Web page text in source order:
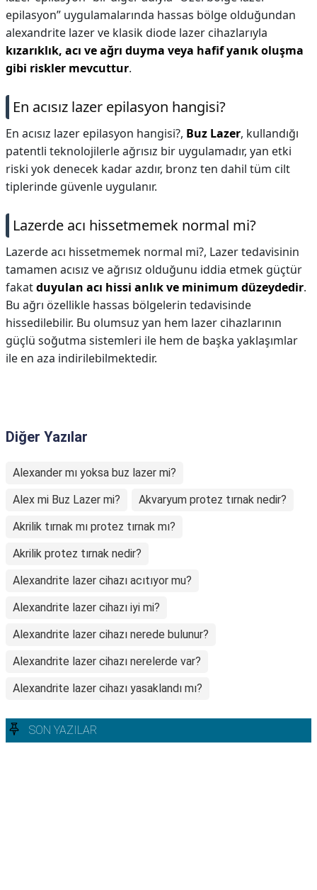
epilasyon” uygulamalarında hassas bölge olduğundan
alexandrite lazer ve klasik diode lazer cihazlarıyla
kızarıklık, acı ve ağrı duyma veya hafif yanık oluşma
gibi riskler mevcuttur.
En acısız lazer epilasyon hangisi?
En acısız lazer epilasyon hangisi?, Buz Lazer, kullandığı
patentli teknolojilerle ağrısız bir uygulamadır, yan etki
riski yok denecek kadar azdır, bronz ten dahil tüm cilt
tiplerinde güvenle uygulanır.
Lazerde acı hissetmemek normal mi?
Lazerde acı hissetmemek normal mi?, Lazer tedavisinin
tamamen acısız ve ağrısız olduğunu iddia etmek güçtür
fakatduyulan acı hissi anlık ve minimum düzeydedir.
Bu ağrı özellikle hassas bölgelerin tedavisinde
hissedilebilir. Bu olumsuz yan hem lazer cihazlarının
güçlü soğutma sistemleri ile hem de başka yaklaşımlar
ile en aza indirilebilmektedir.
Diğer Yazılar
Alexander mı yoksa buz lazer mi?
Alex mi Buz Lazer mi?
Akvaryum protez tırnak nedir?
Akrilik tırnak mı protez tırnak mı?
Akrilik protez tırnak nedir?
Alexandrite lazer cihazı acıtıyor mu?
Alexandrite lazer cihazı iyi mi?
Alexandrite lazer cihazı nerede bulunur?
Alexandrite lazer cihazı nerelerde var?
Alexandrite lazer cihazı yasaklandı mı?
SON YAZILAR